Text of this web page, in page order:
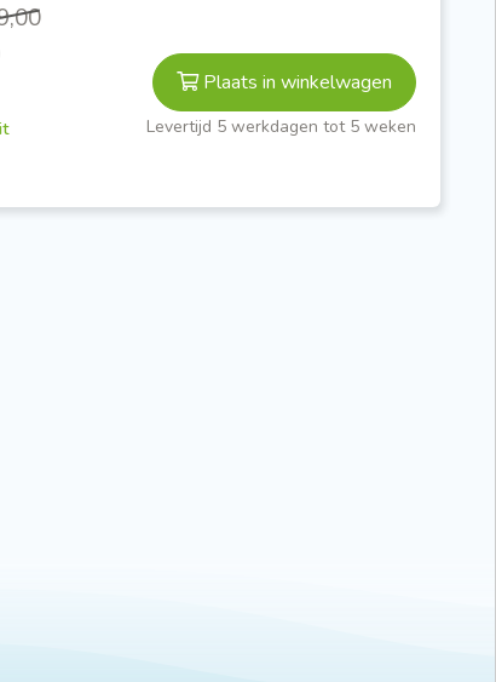
Plaats in winkelwagen
Levertijd 5 werkdagen tot 5 weken